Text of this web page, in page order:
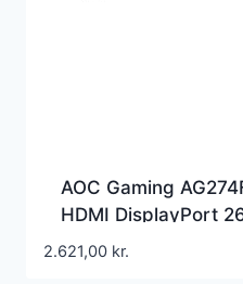
AOC Gaming
HDMI DisplayPort
2.621,00 kr.